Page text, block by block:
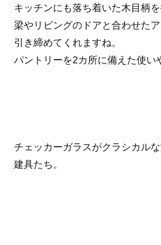
キッチンにも落ち着いた木目柄を
梁やリビングのドアと合わせた
引き締めてくれますね。
パントリーを2カ所に備えた使い
チェッカーガラスがクラシカル
建具たち。